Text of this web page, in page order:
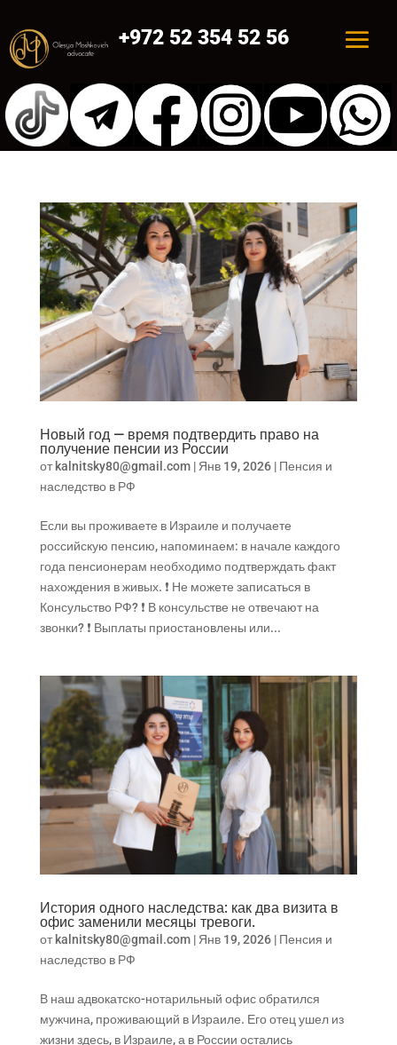
+972 52 354 52 56
Новый год — время подтвердить право на
получение пенсии из России
от kalnitsky80@gmail.com| Янв 19, 2026| Пенсия и
наследство в РФ
Если вы проживаете в Израиле и получаете
российскую пенсию, напоминаем: в начале каждого
года пенсионерам необходимо подтверждать факт
нахождения в живых. ❗ Не можете записаться в
Консульство РФ? ❗ В консульстве не отвечают на
звонки? ❗ Выплаты приостановлены или...
История одного наследства: как два визита в
офис заменили месяцы тревоги.
от kalnitsky80@gmail.com| Янв 19, 2026| Пенсия и
наследство в РФ
В наш адвокатско-нотарильный офис обратился
мужчина, проживающий в Израиле. Его отец ушел из
жизни здесь, в Израиле, а в России остались